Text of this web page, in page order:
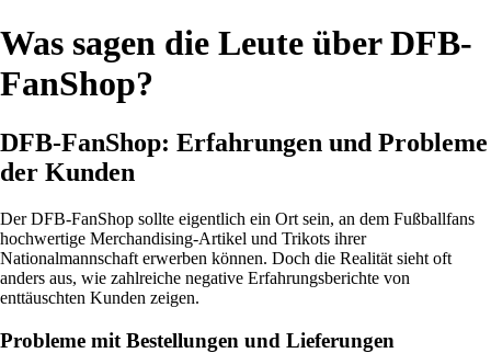
Was sagen die Leute über DFB-
FanShop?
DFB-FanShop: Erfahrungen und Probleme
der Kunden
Der DFB-FanShop sollte eigentlich ein Ort sein, an dem Fußballfans
hochwertige Merchandising-Artikel und Trikots ihrer
Nationalmannschaft erwerben können. Doch die Realität sieht oft
anders aus, wie zahlreiche negative Erfahrungsberichte von
enttäuschten Kunden zeigen.
Probleme mit Bestellungen und Lieferungen